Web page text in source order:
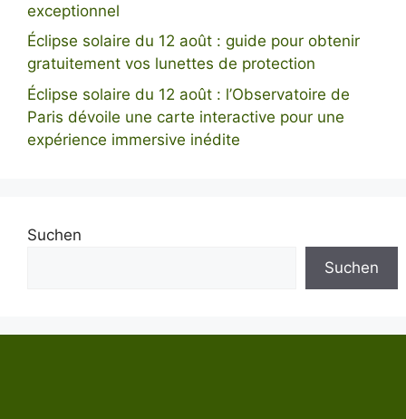
exceptionnel
Éclipse solaire du 12 août : guide pour obtenir
gratuitement vos lunettes de protection
Éclipse solaire du 12 août : l’Observatoire de
Paris dévoile une carte interactive pour une
expérience immersive inédite
Suchen
Suchen